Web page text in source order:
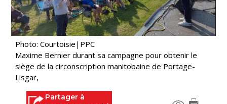
Photo: Courtoisie|PPC
Maxime Bernier durant sa campagne pour obtenir le
siège de la circonscription manitobaine de Portage-
Lisgar,
Partager à